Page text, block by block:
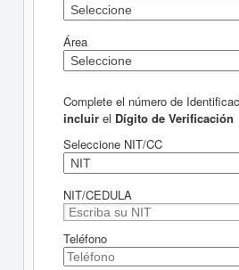
Área
Complete el número de
incluirel Dígito de Verificación
Seleccione NIT/CC
NIT/CEDULA
Teléfono